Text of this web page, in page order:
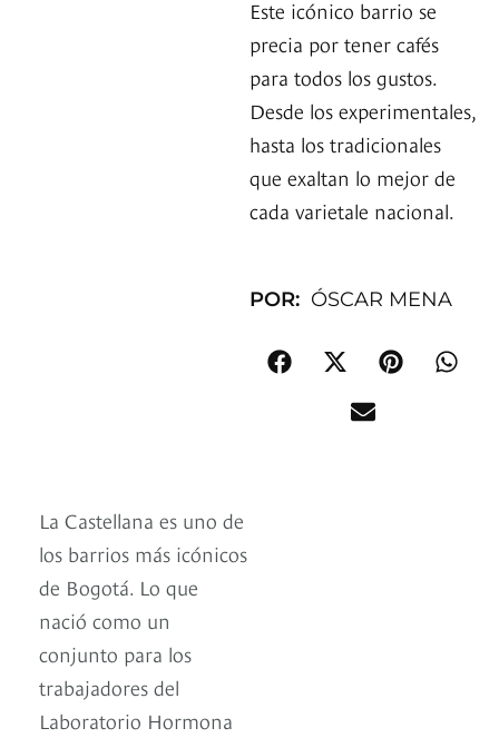
Este icónico barrio se
precia por tener cafés
para todos los gustos.
Desde los experimentales,
hasta los tradicionales
que exaltan lo mejor de
cada varietale nacional.
POR: ÓSCAR MENA
La Castellana es uno de
los barrios más icónicos
de Bogotá. Lo que
nació como un
conjunto para los
trabajadores del
Laboratorio Hormona